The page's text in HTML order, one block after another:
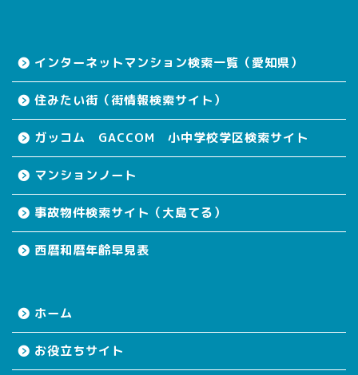
インターネットマンション検索一覧（愛知県）
住みたい街（街情報検索サイト）
ガッコム GACCOM 小中学校学区検索サイト
マンションノート
事故物件検索サイト（大島てる）
西暦和暦年齢早見表
ホーム
お役立ちサイト